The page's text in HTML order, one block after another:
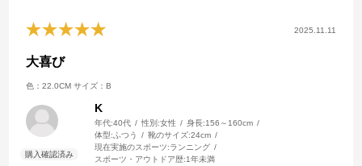
2025.11.11
大喜び
色：22.0CM サイズ：B
K
年代:40代 性別:女性 身長:156～160cm
体型: ふつう 靴のサイズ:24cm
現在実施のスポーツ:ランニング
スポーツ・アウトドア歴:1年未満